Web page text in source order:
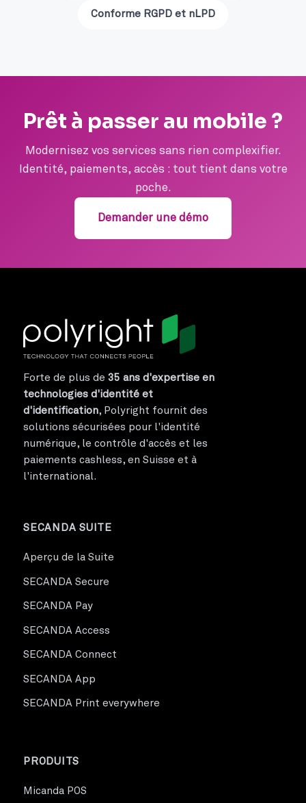
Conforme RGPD et nLPD
Prêt à passer au mobile ?
Modernisez vos services sans rien complexifier.
Identité, paiements, accès : tout tient dans votre
poche.
Demander une démo
Forte de plus de 35 ans d'expertise en
technologies d'identité et
d'identification, Polyright fournit des
solutions sécurisées pour l'identité
numérique, le contrôle d'accès et les
paiements cashless, en Suisse et à
l'international.
SECANDA SUITE
Aperçu de la Suite
SECANDA Secure
SECANDA Pay
SECANDA Access
SECANDA Connect
SECANDA App
SECANDA Print everywhere
PRODUITS
Micanda POS